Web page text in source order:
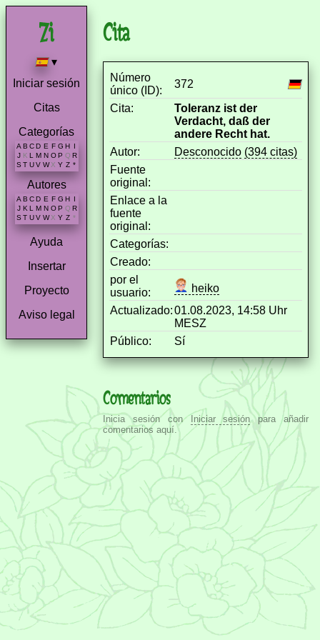
▾
Iniciar sesión
Citas
Categorías
A B C D E F G H I
J K L M N O P Q R
S T U V W X Y Z *
Autores
A B C D E F G H
J K L M N O P Q R
S T U V W X Y Z *
Ayuda
Insertar
Proyecto
Aviso legal
Cita
Número
único (ID):
372
Cita:
Toleranz ist der
Verdacht, daß der
andere Recht hat.
Autor:
Desconocido (394 citas)
Fuente
original:
Enlace a la
fuente
original:
Categorías:
Creado:
por el
usuario:
heiko
Actualizado:01.08.2023, 14:58 Uhr
MESZ
Público:
Sí
Comentarios
Inicia sesión con Iniciar sesiónpara añadir
comentarios aquí.